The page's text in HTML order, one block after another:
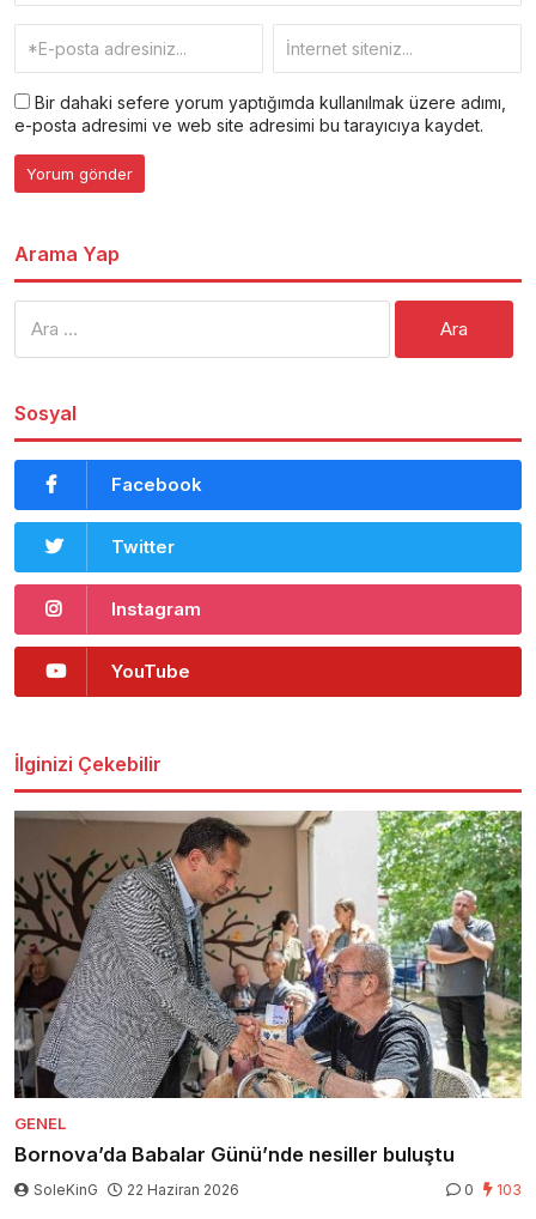
Bir dahaki sefere yorum yaptığımda kullanılmak üzere adımı,
e-posta adresimi ve web site adresimi bu tarayıcıya kaydet.
Arama Yap
Sosyal
Facebook
Twitter
Instagram
YouTube
İlginizi Çekebilir
GENEL
Bornova’da Babalar Günü’nde nesiller buluştu
SoleKinG 22 Haziran 2026 0 103